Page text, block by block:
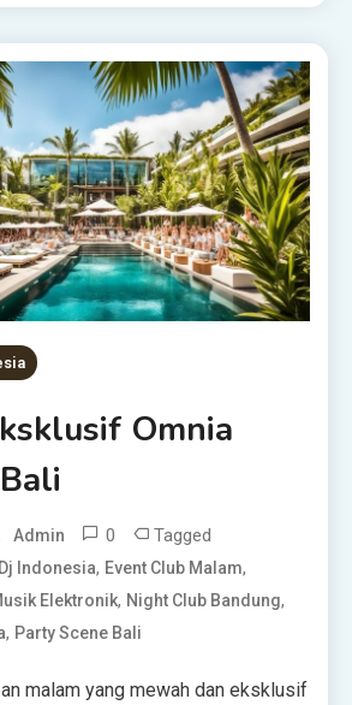
Omnia
Admin 0 Tagged
Dj Indonesia, Event Club Malam,
Elektronik, Night Club Bandung,
, Party Scene Bali
malam yang mewah dan eksklusif